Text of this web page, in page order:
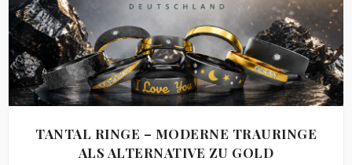
TANTAL RINGE – MODERNE TRAURINGE
ALS ALTERNATIVE ZU GOLD